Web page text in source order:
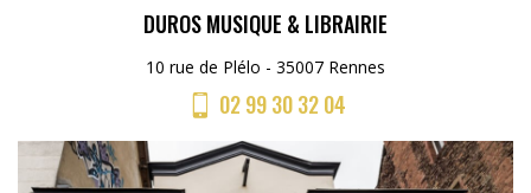
DUROS MUSIQUE & LIBRAIRIE
10 rue de Plélo - 35007 Rennes
02 99 30 32 04